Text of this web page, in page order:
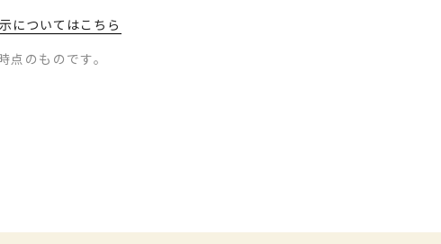
についてはこちら
のものです。